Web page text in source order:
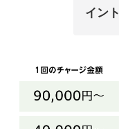
イント